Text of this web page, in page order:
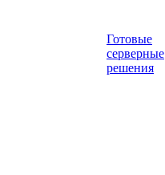
Готовые
серверные
решения